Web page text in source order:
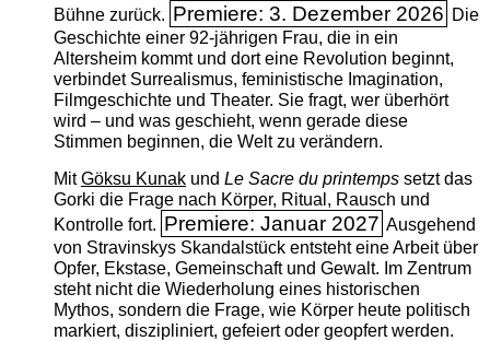
Bühne zurück. Premiere: 3. Dezember 2026 Die
Geschichte einer 92-jährigen Frau, die in ein
Altersheim kommt und dort eine Revolution beginnt,
verbindet Surrealismus, feministische Imagination,
Filmgeschichte und Theater. Sie fragt, wer überhört
wird – und was geschieht, wenn gerade diese
Stimmen beginnen, die Welt zu verändern.
MitGöksu Kunakund Le Sacre du printempssetzt das
Gorki die Frage nach Körper, Ritual, Rausch und
Kontrolle fort. Premiere: Januar 2027 Ausgehend
von Stravinskys Skandalstück entsteht eine Arbeit über
Opfer, Ekstase, Gemeinschaft und Gewalt. Im Zentrum
steht nicht die Wiederholung eines historischen
Mythos, sondern die Frage, wie Körper heute politisch
markiert, diszipliniert, gefeiert oder geopfert werden.